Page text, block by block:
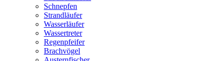
Schnepfen
Strandläufer
Wasserläufer
Wassertreter
Regenpfeifer
Brachvögel